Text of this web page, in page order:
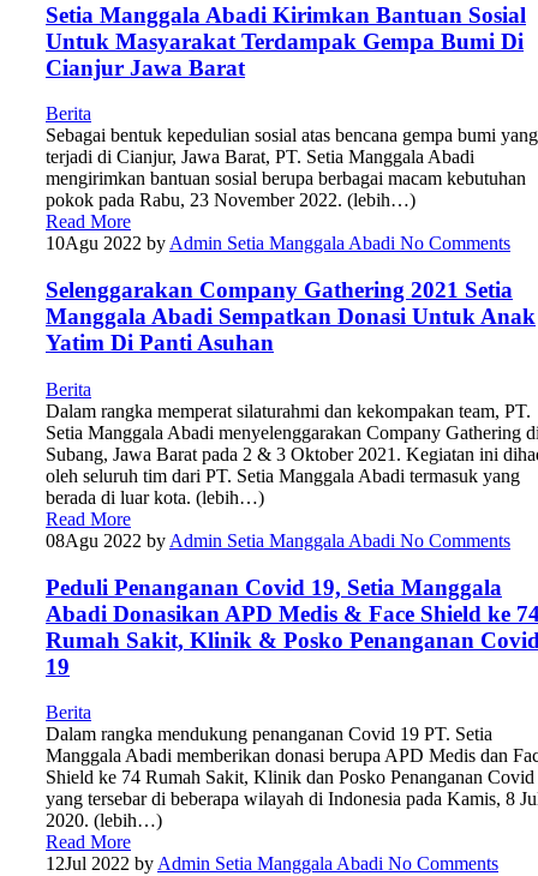
Setia Manggala Abadi Kirimkan Bantuan Sosial
Untuk Masyarakat Terdampak Gempa Bumi Di
Cianjur Jawa Barat
Berita
Sebagai bentuk kepedulian sosial atas bencana gempa bumi yang
terjadi di Cianjur, Jawa Barat, PT. Setia Manggala Abadi
mengirimkan bantuan sosial berupa berbagai macam kebutuhan
pokok pada Rabu, 23 November 2022. (lebih…)
Read More
10Agu 2022 byAdmin Setia Manggala Abadi No Comments
Selenggarakan Company Gathering 2021 Setia
Manggala Abadi Sempatkan Donasi Untuk Anak
Yatim Di Panti Asuhan
Berita
Dalam rangka memperat silaturahmi dan kekompakan team, PT.
Setia Manggala Abadi menyelenggarakan Company Gathering
Subang, Jawa Barat pada 2 & 3 Oktober 2021. Kegiatan ini
oleh seluruh tim dari PT. Setia Manggala Abadi termasuk yang
berada di luar kota. (lebih…)
Read More
08Agu 2022 by Admin Setia Manggala Abadi No Comments
Peduli Penanganan Covid 19, Setia Manggala
Abadi Donasikan APD Medis & Face Shield ke
Rumah Sakit, Klinik & Posko Penanganan
19
Berita
Dalam rangka mendukung penanganan Covid 19 PT. Setia
Manggala Abadi memberikan donasi berupa APD Medis dan
Shield ke 74 Rumah Sakit, Klinik dan Posko Penanganan Covid
yang tersebar di beberapa wilayah di Indonesia pada Kamis, 8
2020. (lebih…)
Read More
12Jul 2022 by Admin Setia Manggala Abadi No Comments